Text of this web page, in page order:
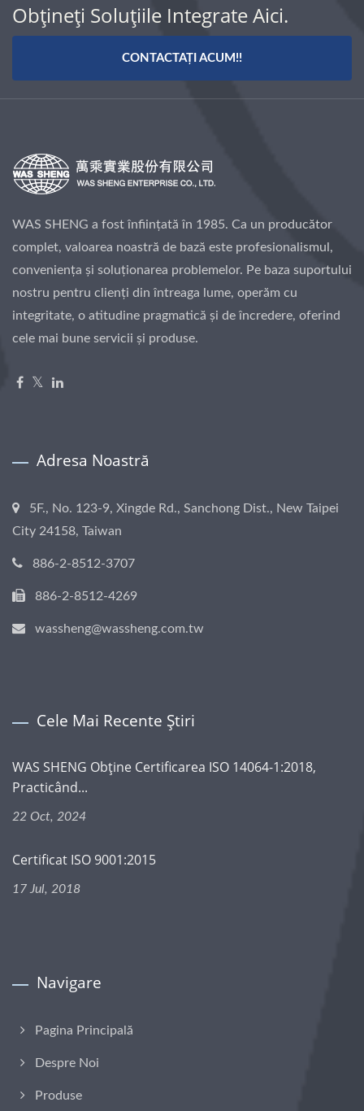
Obțineți Soluțiile Integrate Aici.
CONTACTAȚI ACUM!!
WAS SHENG a fost înființată în 1985. Ca un producător
complet, valoarea noastră de bază este profesionalismul,
conveniența și soluționarea problemelor. Pe baza suportului
nostru pentru clienți din întreaga lume, operăm cu
integritate, o atitudine pragmatică și de încredere, oferind
cele mai bune servicii și produse.
Adresa Noastră
5F., No. 123-9, Xingde Rd., Sanchong Dist., New Taipei
City 24158, Taiwan
886-2-8512-3707
886-2-8512-4269
wassheng@wassheng.com.tw
Cele Mai Recente Știri
WAS SHENG Obține Certificarea ISO 14064-1:2018,
Practicând...
22 Oct, 2024
Certificat ISO 9001:2015
17 Jul, 2018
Navigare
Pagina Principală
Despre Noi
Produse